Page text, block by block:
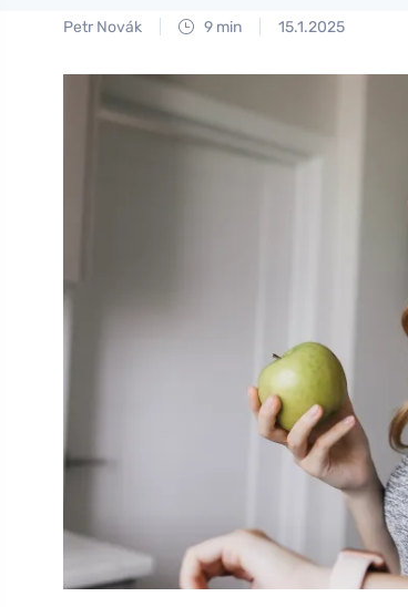
Petr Novák 9 min 15.1.2025